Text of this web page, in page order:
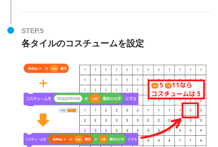
STEP.5
各タイルのコスチュームを設定